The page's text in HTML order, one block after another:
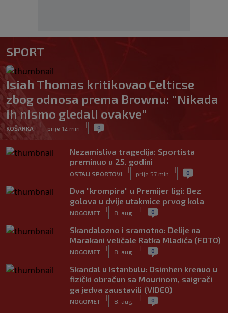
SPORT
Isiah Thomas kritikovao Celticse
zbog odnosa prema Brownu: "Nikada
ih nismo gledali ovakve"
KOŠARKA
|
prije 12 min
| 0
Nezamisliva tragedija: Sportista
preminuo u 25. godini
OSTALI SPORTOVI
|
prije 57 min
| 0
Dva "krompira" u Premijer ligi: Bez
golova u dvije utakmice prvog kola
NOGOMET
|
8. aug.
| 0
Skandalozno i sramotno: Delije na
Marakani veličale Ratka Mladića (FOTO)
NOGOMET
|
8. aug.
| 0
Skandal u Istanbulu: Osimhen krenuo u
fizički obračun sa Mourinom, saigrači
ga jedva zaustavili (VIDEO)
NOGOMET
|
8. aug.
| 0